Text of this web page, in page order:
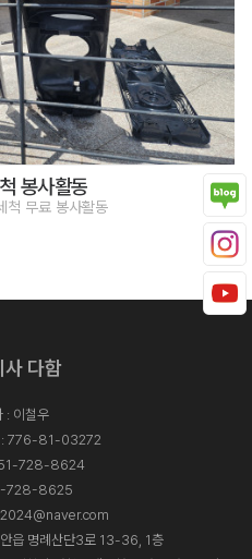
봉사활동
척 무료 봉사활동
사 다함
: 이철우
: 776-81-03272
728-8624
728-8625
읍 명례산단3로 13-36, 1층